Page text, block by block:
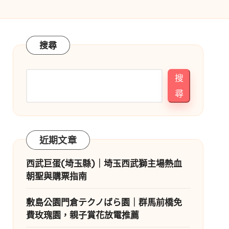
搜尋
搜
尋
近期文章
西武巨蛋(埼玉縣)｜埼玉西武獅主場熱血
朝聖與購票指南
敷島公園門倉テクノばら園｜群馬前橋免
費玫瑰園，親子賞花放電推薦